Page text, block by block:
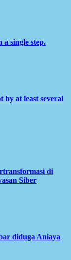
a single step.
by at least several
di
Siber
diduga Aniaya